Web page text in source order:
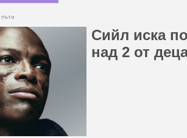
пъти
Сийл иска
над 2 от